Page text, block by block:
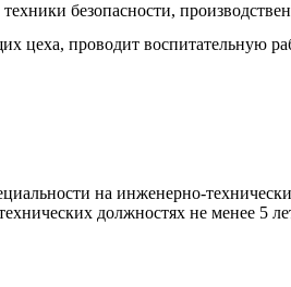
безопасности,
проводит воспитательную
на инженерно-
должностях не менее 5